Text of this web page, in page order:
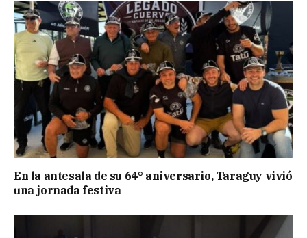
En la antesala de su 64° aniversario, Taraguy vivió
una jornada festiva